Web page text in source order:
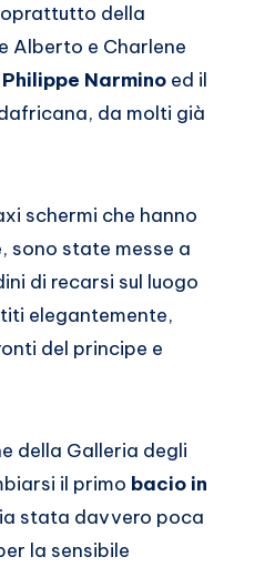
della
Alberto e Charlene
Philippe Narmino ed il
da molti già
schermi che hanno
sono state messe a
di recarsi sul luogo
elegantemente,
del principe e
della Galleria degli
il primo bacio in
stata davvero poca
la sensibile